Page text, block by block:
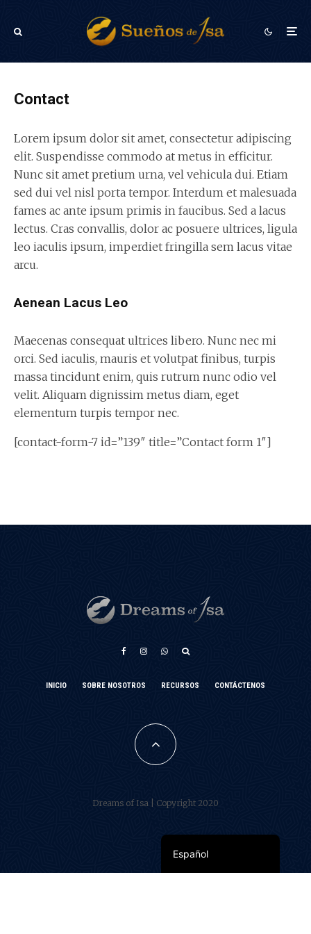
Contact
Lorem ipsum dolor sit amet, consectetur adipiscing
elit. Suspendisse commodo at metus in efficitur.
Nunc sit amet pretium urna, vel vehicula dui. Etiam
sed dui vel nisl porta tempor. Interdum et malesuada
fames ac ante ipsum primis in faucibus. Sed a lacus
lectus. Cras convallis, dolor ac posuere ultrices, ligula
leo iaculis ipsum, imperdiet fringilla sem lacus vitae
arcu.
Aenean Lacus Leo
Maecenas consequat ultrices libero. Nunc nec mi
orci. Sed iaculis, mauris et volutpat finibus, turpis
massa tincidunt enim, quis rutrum nunc odio vel
velit. Aliquam dignissim metus diam, eget
elementum turpis tempor nec.
[contact-form-7 id=”139″ title=”Contact form 1″]
INICIO SOBRE NOSOTROS RECURSOS CONTÁCTENOS
Dreams of Isa | Copyright 2020
Español
العربية
Français